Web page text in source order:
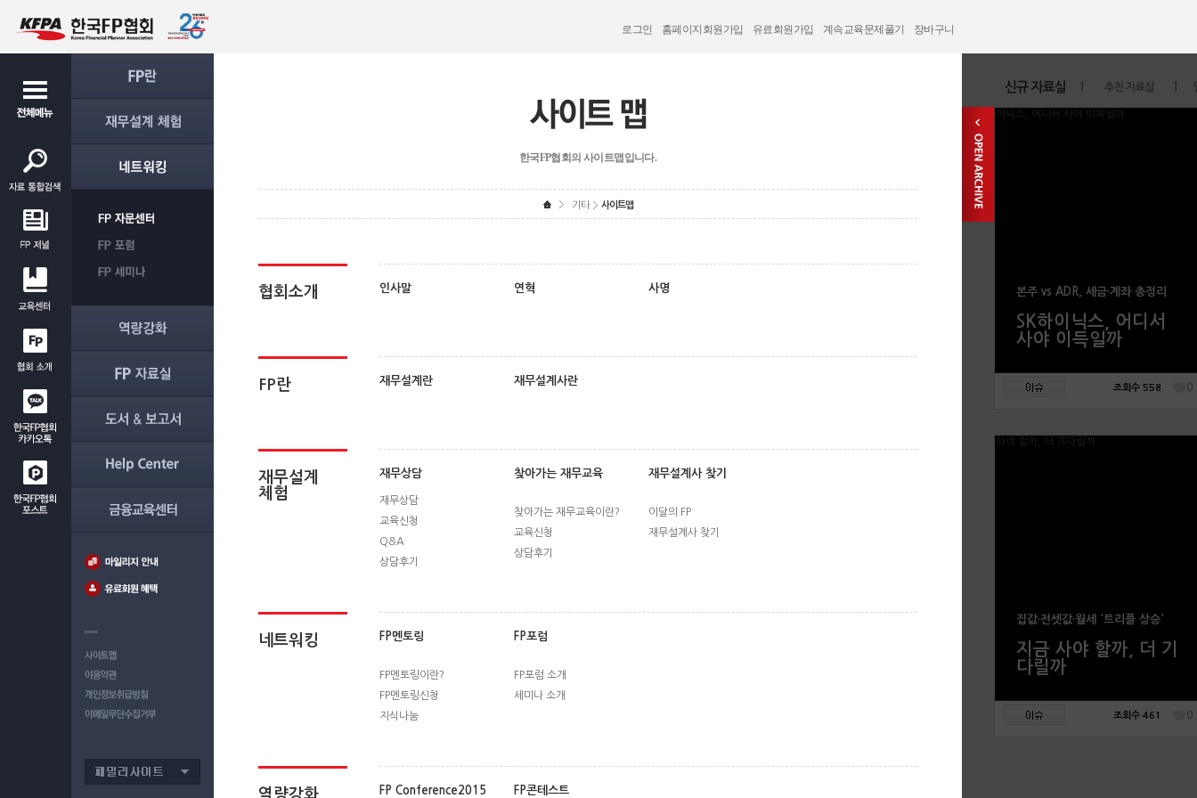
로그인 홈페이지회원가입 유료회원가입 계속교육문제풀기 장바구니
한국FP협회의 사이트맵입니다.
기타 사이트맵
협회소개 인사말 연혁 사명
FP란 재무설계란 재무설계사란
재무설계
체험
재무상담
재무상담
교육신청
Q&A
상담후기
찾아가는 재무교육
찾아가는 재무교육이란?
교육신청
상담후기
재무설계사 찾기
이달의 FP
재무설계사 찾기
네트워킹 FP멘토링
FP멘토링이란?
FP멘토링신청
지식나눔
FP포럼
FP포럼 소개
세미나 소개
역량강화 FP Conference2015 FP콘테스트
본주 vs ADR, 세금·계좌 총정리
SK하이닉스, 어디서
사야 이득일까
조회수 558 0
집값·전셋값·월세 '트리플 상승'
지금 사야 할까, 더 기
다릴까
조회수 461 0